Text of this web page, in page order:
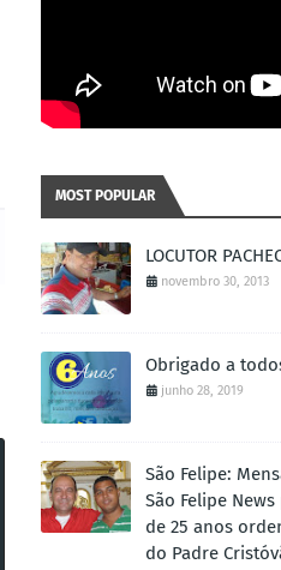
MOST POPULAR
LOCUTOR
novembro 30, 2013
Obrigado a
junho 28, 2019
São Felipe:
São Felipe
de 25 anos
do Padre